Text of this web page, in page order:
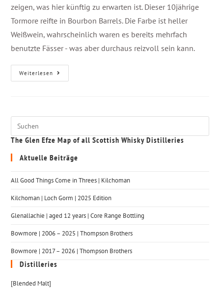
zeigen, was hier künftig zu erwarten ist. Dieser 10jährige
Tormore reifte in Bourbon Barrels. Die Farbe ist heller
Weißwein, wahrscheinlich waren es bereits mehrfach
benutzte Fässer - was aber durchaus reizvoll sein kann.
Weiterlesen
The Glen Efze Map of all Scottish Whisky Distilleries
Aktuelle Beiträge
All Good Things Come in Threes | Kilchoman
Kilchoman | Loch Gorm​ | 2025 Edition
Glenallachie | aged 12 years | Core Range Bottling
Bowmore | 2006 – 2025 | Thompson Brothers
Bowmore | 2017 – 2026 | Thompson Brothers
Distilleries
[Blended Malt]